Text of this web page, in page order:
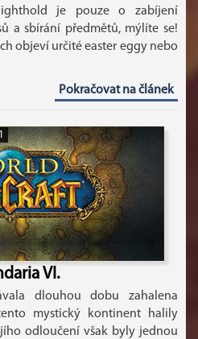
je pouze o zabíjení
a sbírání předmětů, mýlíte se!
objeví určité easter eggy nebo
Pokračovat na článek
VI.
dlouhou dobu zahalena
mystický kontinent halily
odloučení však byly jednou